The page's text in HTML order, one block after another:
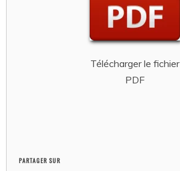
Télécharger le fichier
PDF
PARTAGER SUR